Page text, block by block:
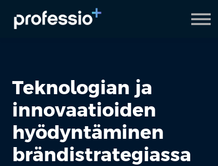
AI Coach
Pyydä demo
Teknologian ja
innovaatioiden
hyödyntäminen
brändistrategiassa